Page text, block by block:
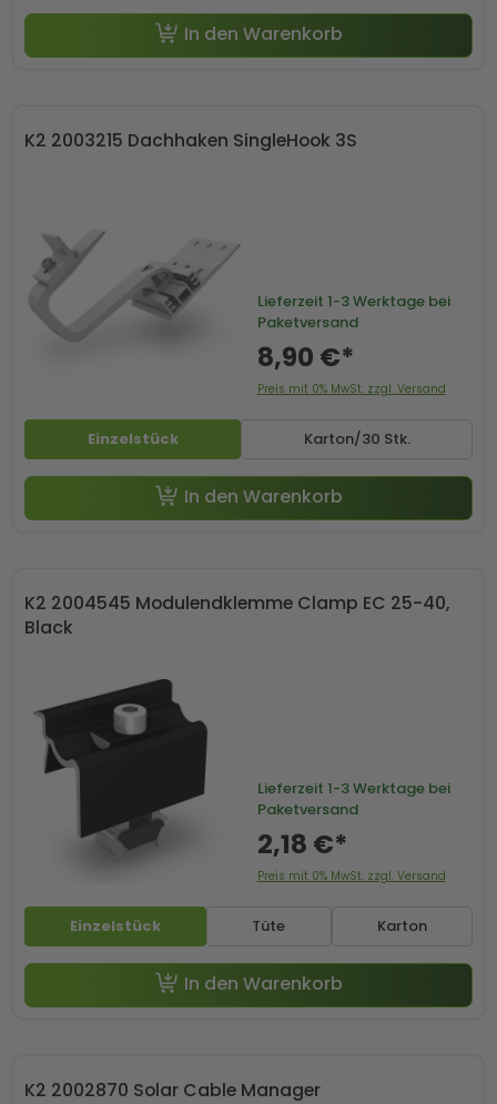
In den Warenkorb
K2 2003215 Dachhaken SingleHook 3S
Einzelstück Karton/30 Stk.
Lieferzeit 1-3 Werktage bei
Paketversand
8,90 €*
Preis mit 0% MwSt. zzgl. Versand
In den Warenkorb
K2 2004545 Modulendklemme Clamp EC 25-40,
Black
Einzelstück Tüte Karton
Lieferzeit 1-3 Werktage bei
Paketversand
2,18 €*
Preis mit 0% MwSt. zzgl. Versand
In den Warenkorb
K2 2002870 Solar Cable Manager